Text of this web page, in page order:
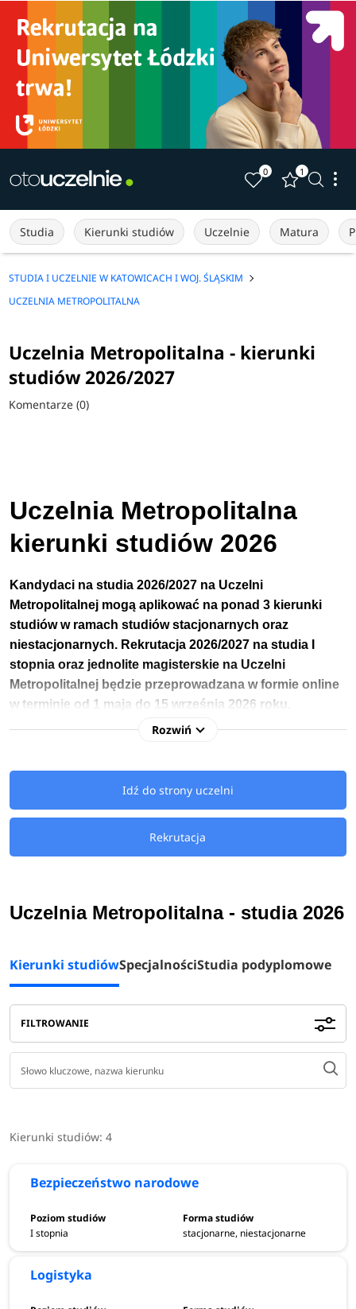
0 1
Studia Kierunki studiów Uczelnie Matura
STUDIA I UCZELNIE W KATOWICACH I WOJ. ŚLĄSKIM
UCZELNIA METROPOLITALNA
Uczelnia Metropolitalna - kierunki
studiów 2026/2027
Komentarze (0)
Uczelnia Metropolitalna
kierunki studiów 2026
Kandydaci na studia 2026/2027 na Uczelni
Metropolitalnej mogą aplikować na ponad 3 kierunki
studiów w ramach studiów stacjonarnych oraz
niestacjonarnych. Rekrutacja 2026/2027 na studia I
stopnia oraz jednolite magisterskie na Uczelni
Metropolitalnej będzie przeprowadzana w formie online
w terminie od 1 maja do 15 września 2026 roku.
związane m.in.: z bezpieczeństwem
narodowym, logistyką, prawem czy zarządzaniem.
Rozwiń
Idź do strony uczelni
Rekrutacja
Uczelnia Metropolitalna - studia 2026
Kierunki studiówSpecjalnościStudia podyplomowe
FILTROWANIE
Kierunki studiów: 4
Bezpieczeństwo narodowe
I stopnia stacjonarne, niestacjonarne
Logistyka